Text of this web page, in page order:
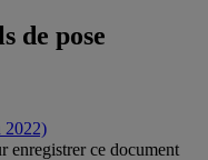
de pose
2022)
enregistrer ce document